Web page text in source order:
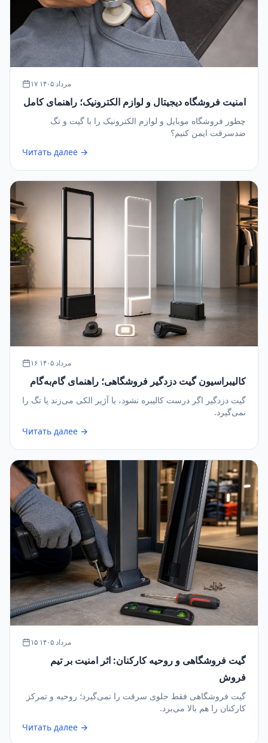
۱۷ مرداد ۱۴۰۵
امنیت فروشگاه دیجیتال و لوازم الکترونیک؛ راهنمای کامل
چطور فروشگاه موبایل و لوازم الکترونیک را با گیت و تگ
ضدسرقت ایمن کنیم؟
Читать далее →
۱۶ مرداد ۱۴۰۵
کالیبراسیون گیت دزدگیر فروشگاهی؛ راهنمای گام‌به‌گام
گیت دزدگیر اگر درست کالیبره نشود، یا آژیر الکی می‌زند یا تگ را
نمی‌گیرد.
Читать далее →
۱۵ مرداد ۱۴۰۵
گیت فروشگاهی و روحیه کارکنان: اثر امنیت بر تیم
فروش
گیت فروشگاهی فقط جلوی سرقت را نمی‌گیرد؛ روحیه و تمرکز
کارکنان را هم بالا می‌برد.
Читать далее →